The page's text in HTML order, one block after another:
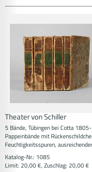
Theater von Schiller
5 Bände, Tübingen bei Cotta
Pappeinbände mit
Feuchtigkeitsspuren,
Katalog-Nr.: 1085
Limit: 20,00 €, Zuschlag: 20,00 €